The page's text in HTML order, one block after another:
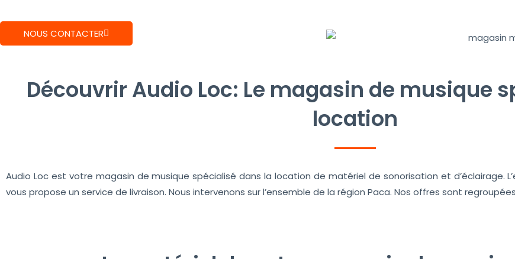
NOUS CONTACTER
Découvrir Audio Loc: Le magasin de musique
location
Audio Loc est votre magasin de musique spécialisé dans la location de matériel de sonorisation et d’éclairage.
vous propose un service de livraison. Nous intervenons sur l’ensemble de la région Paca. Nos offres sont